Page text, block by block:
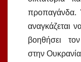
προπαγάνδα.
αναγκάζεται
βοηθήσει
στην